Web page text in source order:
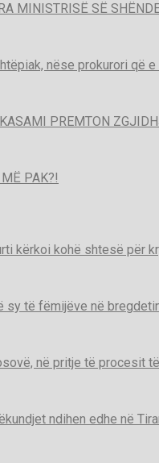
MINISTRISË SË
nëse prokurori që
PREMTON
PAK?!
kërkoi kohë shtesë për
sy të fëmijëve në
në pritje të procesit
ndihen edhe në